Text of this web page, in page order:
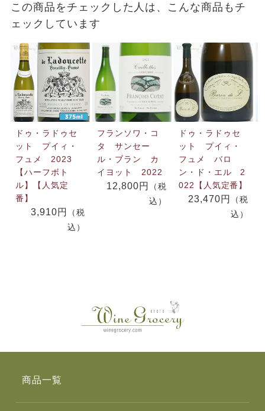
この商品をチェックした人は、こんな商品もチ
ェックしています
ドゥ・ラドゥセ
ット プイィ・
フュメ 2023
【ハーフボト
ル】【人気定
番】
3,910円
（税
込）
フランソワ・コ
タ サンセー
ル・ブラン カ
イヨット 2022
12,800円
（税
込）
ドゥ・ラドゥセ
ット プイィ・
フュメ バロ
ン・ド・エル 2
022【人気定番】
23,470円
（税
込）
商品一覧